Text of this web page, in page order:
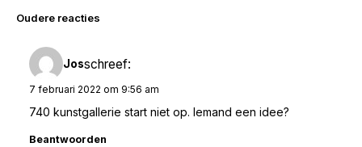
Reacties
navigatie
Oudere reacties
Josschreef:
7 februari 2022 om 9:56 am
740 kunstgallerie start niet op. Iemand een idee?
Beantwoorden